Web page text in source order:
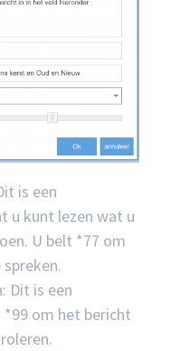
is een
u kunt lezen wat u
U belt *77 om
Dit is een
om het bericht